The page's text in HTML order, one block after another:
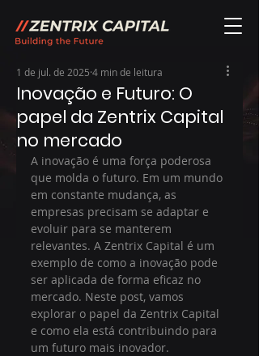
Inovação e Futuro: O
papel da Zentrix Capital
no mercado
1 de jul. de 2025 4 min de leitura
A inovação é uma força poderosa
que molda o futuro. Em um mundo
em constante mudança, as
empresas precisam se adaptar e
evoluir para se manterem
relevantes. A Zentrix Capital é um
exemplo de como a inovação pode
ser aplicada de forma eficaz no
mercado. Neste post, vamos
explorar o papel da Zentrix Capital
e como ela está contribuindo para
um futuro mais inovador.